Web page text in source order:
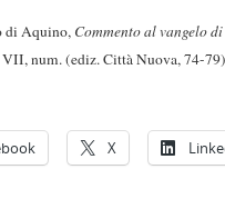
di Aquino, Commento al vangelo
num. (ediz. Città Nuova, 74-
X